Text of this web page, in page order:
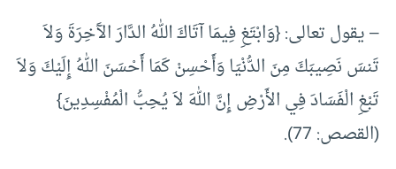
– يقول تعالى: {وَابْتَغِ فِيمَا آتَاكَ اللهُ الدَّارَ الآَخِرَةَ وَلاَ
تَنسَ نَصِيبَكَ مِنَ الدُّنْيَا وَأَحْسِنْ كَمَا أَحْسَنَ اللهُ إِلَيْكَ وَلاَ
تَبْغِ الْفَسَادَ فِي الأَرْضِ إِنَّ اللهَ لاَ يُحِبُّ الْمُفْسِدِينَ}
(القصص: 77).